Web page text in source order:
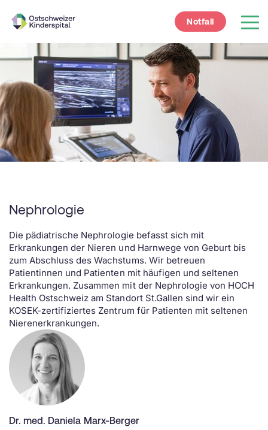
Nephrologie
Die pädiatrische Nephrologie befasst sich mit
Erkrankungen der Nieren und Harnwege von Geburt bis
zum Abschluss des Wachstums. Wir betreuen
Patientinnen und Patienten mit häufigen und seltenen
Erkrankungen. Zusammen mit der Nephrologie von HOCH
Health Ostschweiz am Standort St.Gallen sind wir ein
KOSEK-zertifiziertes Zentrum für Patienten mit seltenen
Nierenerkrankungen.
Dr. med. Daniela Marx-Berger
Notfall